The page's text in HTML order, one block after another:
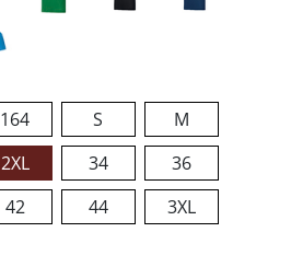
164 S
M
2XL 34
36
42 44
3XL